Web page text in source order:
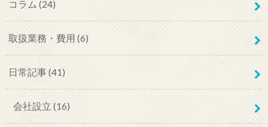
コラム (24)
取扱業務・費用 (6)
日常記事(41)
会社設立 (16)